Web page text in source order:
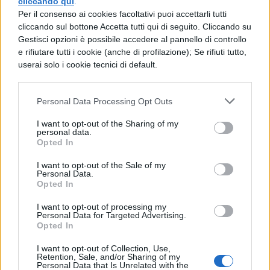
Per il consenso ai cookies facoltativi puoi accettarli tutti
cliccando sul bottone Accetta tutti qui di seguito. Cliccando su
Gestisci opzioni è possibile accedere al pannello di controllo
e rifiutare tutti i cookie (anche di profilazione); Se rifiuti tutto,
userai solo i cookie tecnici di default.
Personal Data Processing Opt Outs
I want to opt-out of the Sharing of my
personal data.
Opted In
I want to opt-out of the Sale of my
Personal Data.
Opted In
I want to opt-out of processing my
Personal Data for Targeted Advertising.
Opted In
I want to opt-out of Collection, Use,
Retention, Sale, and/or Sharing of my
Personal Data that Is Unrelated with the
Insieme questi fattori, cono riusciti nel giro di
pochi decenni a stravolgere il volto
dell’economia mondiale e arricchirla con
nuovi e influenti fenomeni fra cui l’
omologazione culturale. Mode, abitudini,
scelte culinarie, modelli televisivi e talkshow
sono influenzate da pubblicità e dalla
circolazione standardizzate di informazioni .
discutono sull’argomento, e due sembrano
uno contrastante e uno a favore la
globalizzazione. Solitamente, chi è pre-
globalizzazione ne percepiscono i soli lati